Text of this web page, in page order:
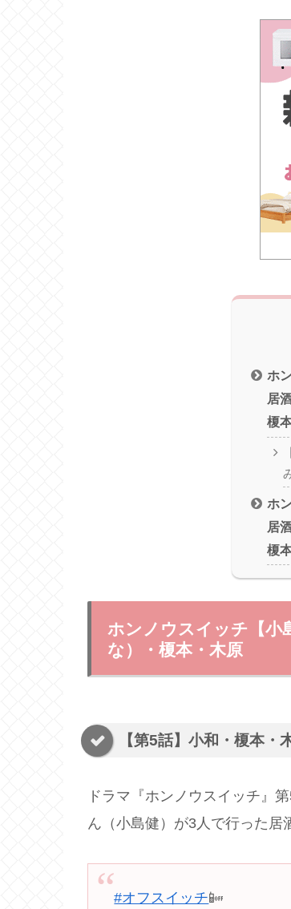
ホ
居
榎
ホ
居
榎
ホンノウスイッチ【小
な）・榎本・木原
【第5話】小和・榎本・
ドラマ『ホンノウスイッチ』第
ん（小島健）が3人で行った居
#オフスイッチ📴